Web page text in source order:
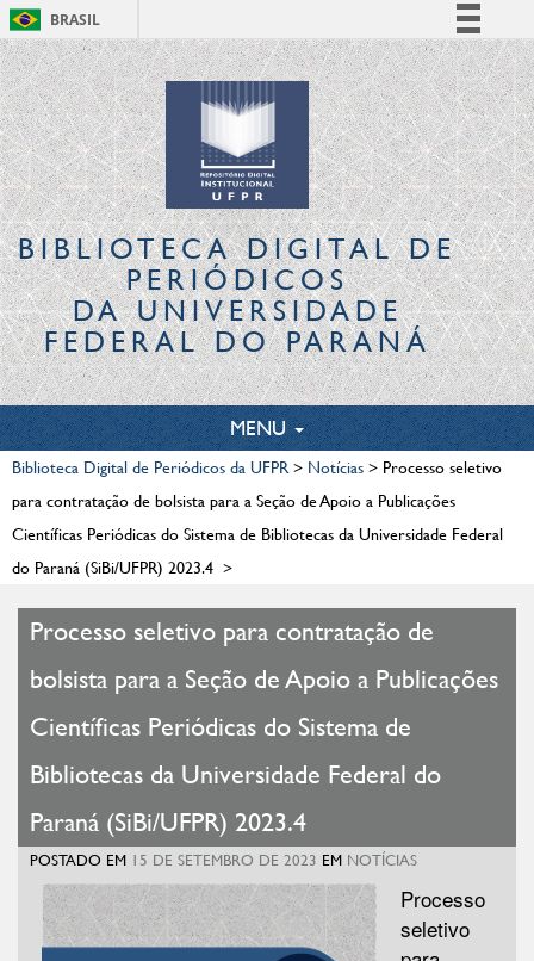
BRASIL
Simplifique!
Comunica BR
Participe
Acesso à informação
Legislação
Canais
BIBLIOTECA DIGITALDE
PERIÓDICOS
DA UNIVERSIDADE
FEDERAL DO PARANÁ
TOGGLE
NAVIGATION
MENU
Biblioteca Digital de Periódicos da UFPR> Notícias> Processo seletivo
para contratação de bolsista para a Seção de Apoio a Publicações
Científicas Periódicas do Sistema de Bibliotecas da Universidade Federal
do Paraná (SiBi/UFPR) 2023.4 >
Processo seletivo para contratação de
bolsista para a Seção de Apoio a Publicações
Científicas Periódicas do Sistema de
Bibliotecas da Universidade Federal do
Paraná (SiBi/UFPR) 2023.4
POSTADO EM 15 DE SETEMBRO DE 2023 EM NOTÍCIAS
Processo
seletivo